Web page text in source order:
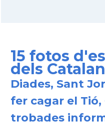
Consolat
Consolat
Consolat
15 fotos
dels
Diades, Sant
fer cagar el
trobades